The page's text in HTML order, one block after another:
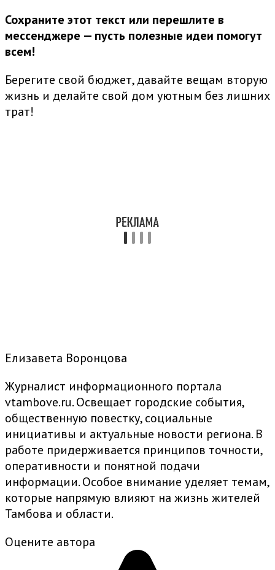
Сохраните этот текст или перешлите в
мессенджере — пусть полезные идеи помогут
всем!
Берегите свой бюджет, давайте вещам вторую
жизнь и делайте свой дом уютным без лишних
трат!
Елизавета Воронцова
Журналист информационного портала
vtambove.ru. Освещает городские события,
общественную повестку, социальные
инициативы и актуальные новости региона. В
работе придерживается принципов точности,
оперативности и понятной подачи
информации. Особое внимание уделяет темам,
которые напрямую влияют на жизнь жителей
Тамбова и области.
Оцените автора